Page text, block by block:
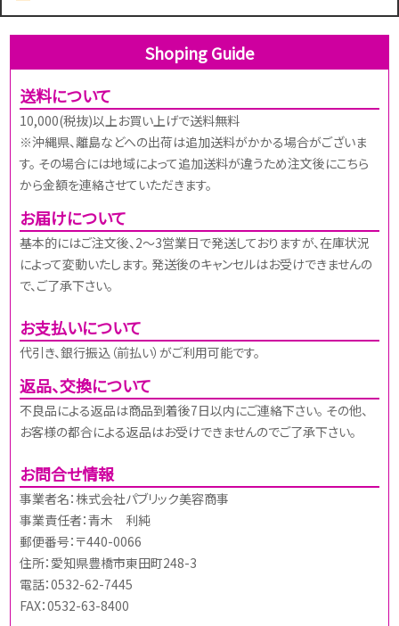
Shoping Guide
送料について
10,000(税抜)以上お買い上げで送料無料
※沖縄県、離島などへの出荷は追加送料がかかる場合がございま
す。 その場合には地域によって追加送料が違うため注文後にこちら
から金額を連絡させていただきます。
お届けについて
基本的にはご注文後、2～3営業日で発送しておりますが、在庫状況
によって変動いたします。 発送後のキャンセルはお受けできませんの
で、ご了承下さい。
お支払いについて
代引き、銀行振込（前払い）がご利用可能です。
返品、交換について
不良品による返品は商品到着後7日以内にご連絡下さい。 その他、
お客様の都合による返品はお受けできませんのでご了承下さい。
お問合せ情報
事業者名：株式会社パブリック美容商事
事業責任者：青木 利純
郵便番号：〒440-0066
住所：愛知県豊橋市東田町248-3
電話：0532-62-7445
FAX：0532-63-8400